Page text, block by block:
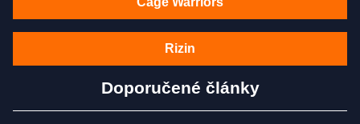
Rizin
Doporučené články